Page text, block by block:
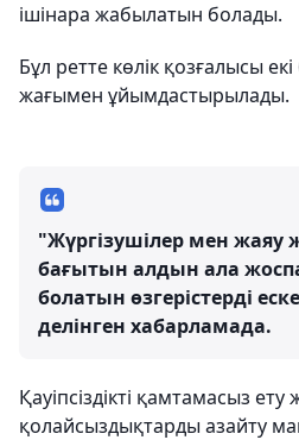
ішінара жабылатын болады.
Бұл ретте көлік қозғалысы
жағымен ұйымдастырылады.
"Жүргізушілер мен жаяу
бағытын алдын ала
болатын өзгерістерді
делінген хабарламада.
Қауіпсіздікті қамтамасыз ету
қолайсыздықтарды азайту